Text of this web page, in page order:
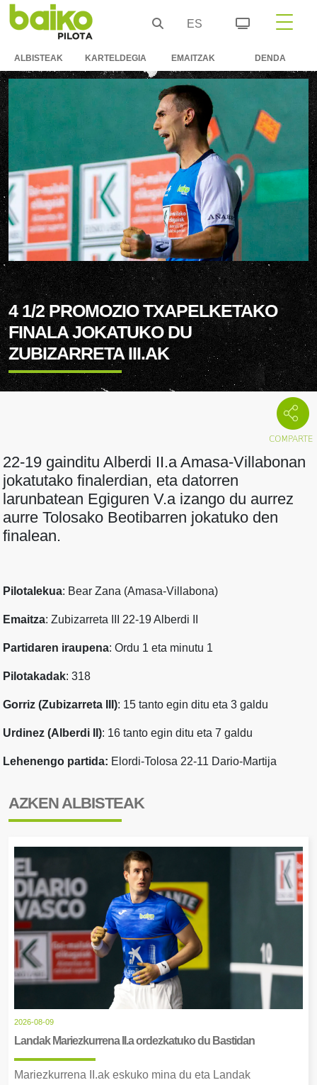
ES
ALBISTEAK KARTELDEGIA EMAITZAK DENDA
4 1/2 PROMOZIO TXAPELKETAKO
FINALA JOKATUKO DU
ZUBIZARRETA III.AK
22-19 gainditu Alberdi II.a Amasa-Villabonan
jokatutako finalerdian, eta datorren
larunbatean Egiguren V.a izango du aurrez
aurre Tolosako Beotibarren jokatuko den
finalean.
Pilotalekua: Bear Zana (Amasa-Villabona)
Emaitza: Zubizarreta III 22-19 Alberdi II
Partidaren iraupena: Ordu 1 eta minutu 1
Pilotakadak: 318
Gorriz (Zubizarreta III): 15 tanto egin ditu eta 3 galdu
Urdinez (Alberdi II): 16 tanto egin ditu eta 7 galdu
Lehenengo partida: Elordi-Tolosa 22-11 Dario-Martija
AZKEN ALBISTEAK
2026-08-09
Landak Mariezkurrena II.a ordezkatuko du Bastidan
Mariezkurrena II.ak eskuko mina du eta Landak